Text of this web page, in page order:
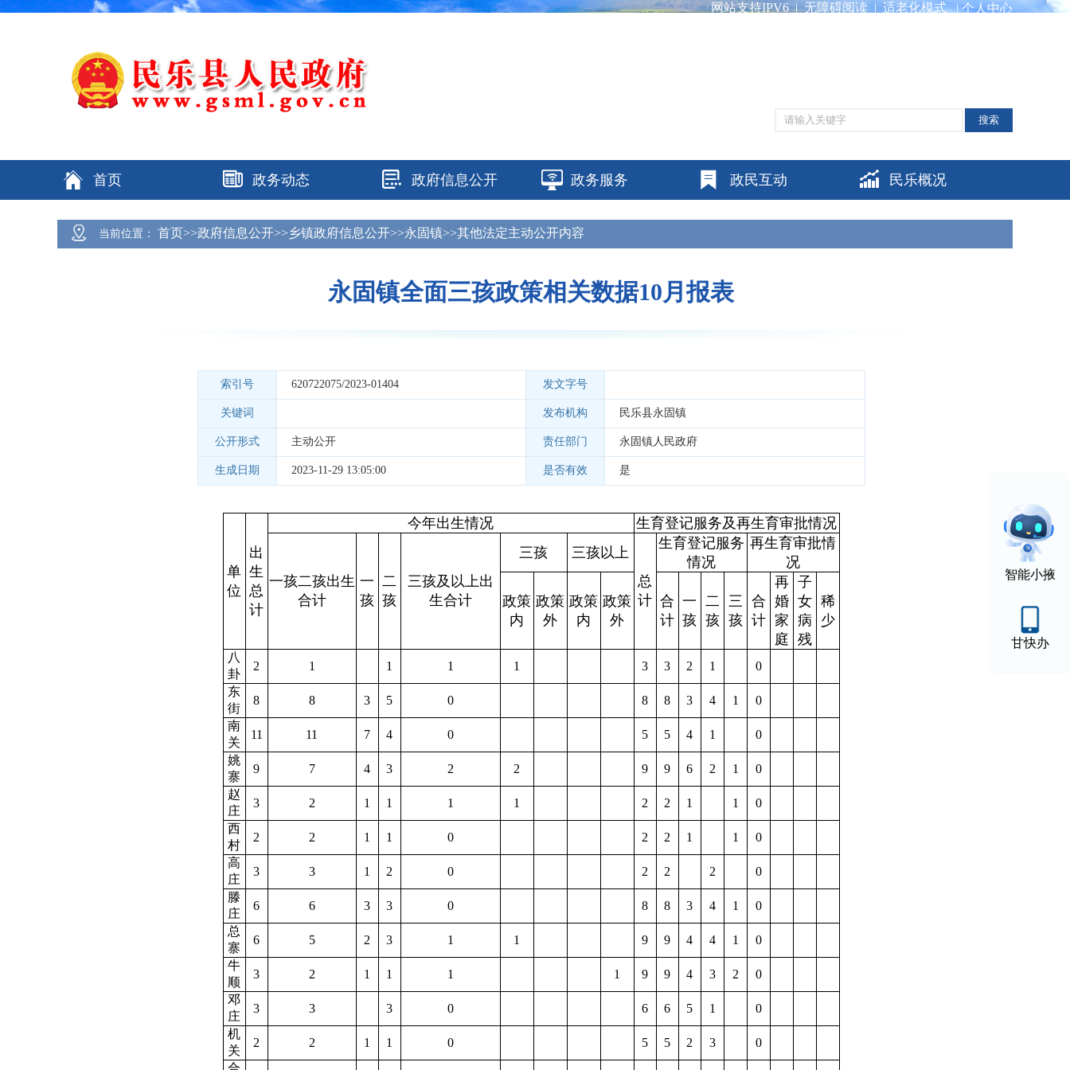
网站支持IPV6 | 无障碍阅读 | 适老化模式 | 个人中心
搜索
首页 政务动态 政府信息公开 政务服务 政民互动 民乐概况
智能小掖
甘快办
当前位置： 首页>>政府信息公开>>乡镇政府信息公开>>永固镇>>其他法定主动公开内容
永固镇全面三孩政策相关数据10月报表
索引号 620722075/2023-01404 发文字号
关键词 发布机构 民乐县永固镇
公开形式 主动公开 责任部门 永固镇人民政府
生成日期 2023-11-29 13:05:00 是否有效 是
单
位
出
生
总
计
今年出生情况 生育登记服务及再生育审批情况
一孩二孩出生
合计
一
孩
二
孩
三孩及以上出
生合计
三孩
三孩以上
总
计
生育登记服务
情况
再生育审批情
况
政策
内
政策
外
政策
内
政策
外
合
计
一
孩
二
孩
三
孩
合
计
再
婚
家
庭
子
女
病
残
稀
少
八
卦
2 1 1 1 1 3 3 2 1
0
东
街
8 8 3 5 0 8 8 3 4 1
0
南
关
11 11 7 4 0 5 5 4 1
0
姚
寨
9 7 4 3 2 2 9 9 6 2 1
0
赵
庄
3 2 1 1 1 1 2 2 1 1
0
西
村
2 2 1 1 0 2 2 1 1
0
高
庄
3 3 1 2 0 2 2 2
0
滕
庄
6 6 3 3 0 8 8 3 4 1
0
总
寨
6 5 2 3 1 1 9 9 4 4 1
0
牛
顺
3 2 1 1 1 1 9 9 4 3 2
0
邓
庄
3 3 3 0 6 6 5 1
0
机
关
2 2 1 1 0 5 5 2 3
0